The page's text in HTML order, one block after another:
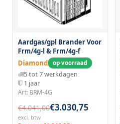
Aardgas/gpl Brander Voor
Frm/4g-l & Frm/4g-f
Diamond
op voorraad
5 tot 7 werkdagen
1 jaar
Art: BRM-4G
€4.041,00€3.030,75
excl. btw